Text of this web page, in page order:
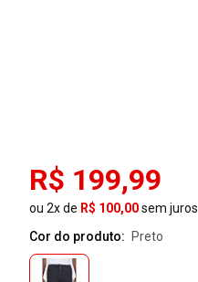
R$ 199,99
ou 2x de R$ 100,00sem juros
Cor do produto:
preto